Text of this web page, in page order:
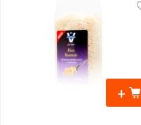
+